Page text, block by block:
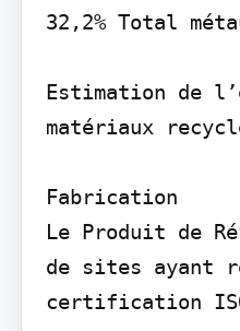
32,2% Total
Estimation de
matériaux
Fabrication
Le Produit de
de sites ayant
certification